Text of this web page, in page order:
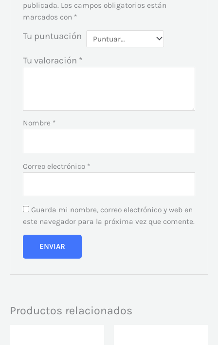
publicada. Los campos obligatorios están
marcados con *
Tu puntuación
Tu valoración *
Nombre *
Correo electrónico *
Guarda mi nombre, correo electrónico y web en
este navegador para la próxima vez que comente.
Productos relacionados